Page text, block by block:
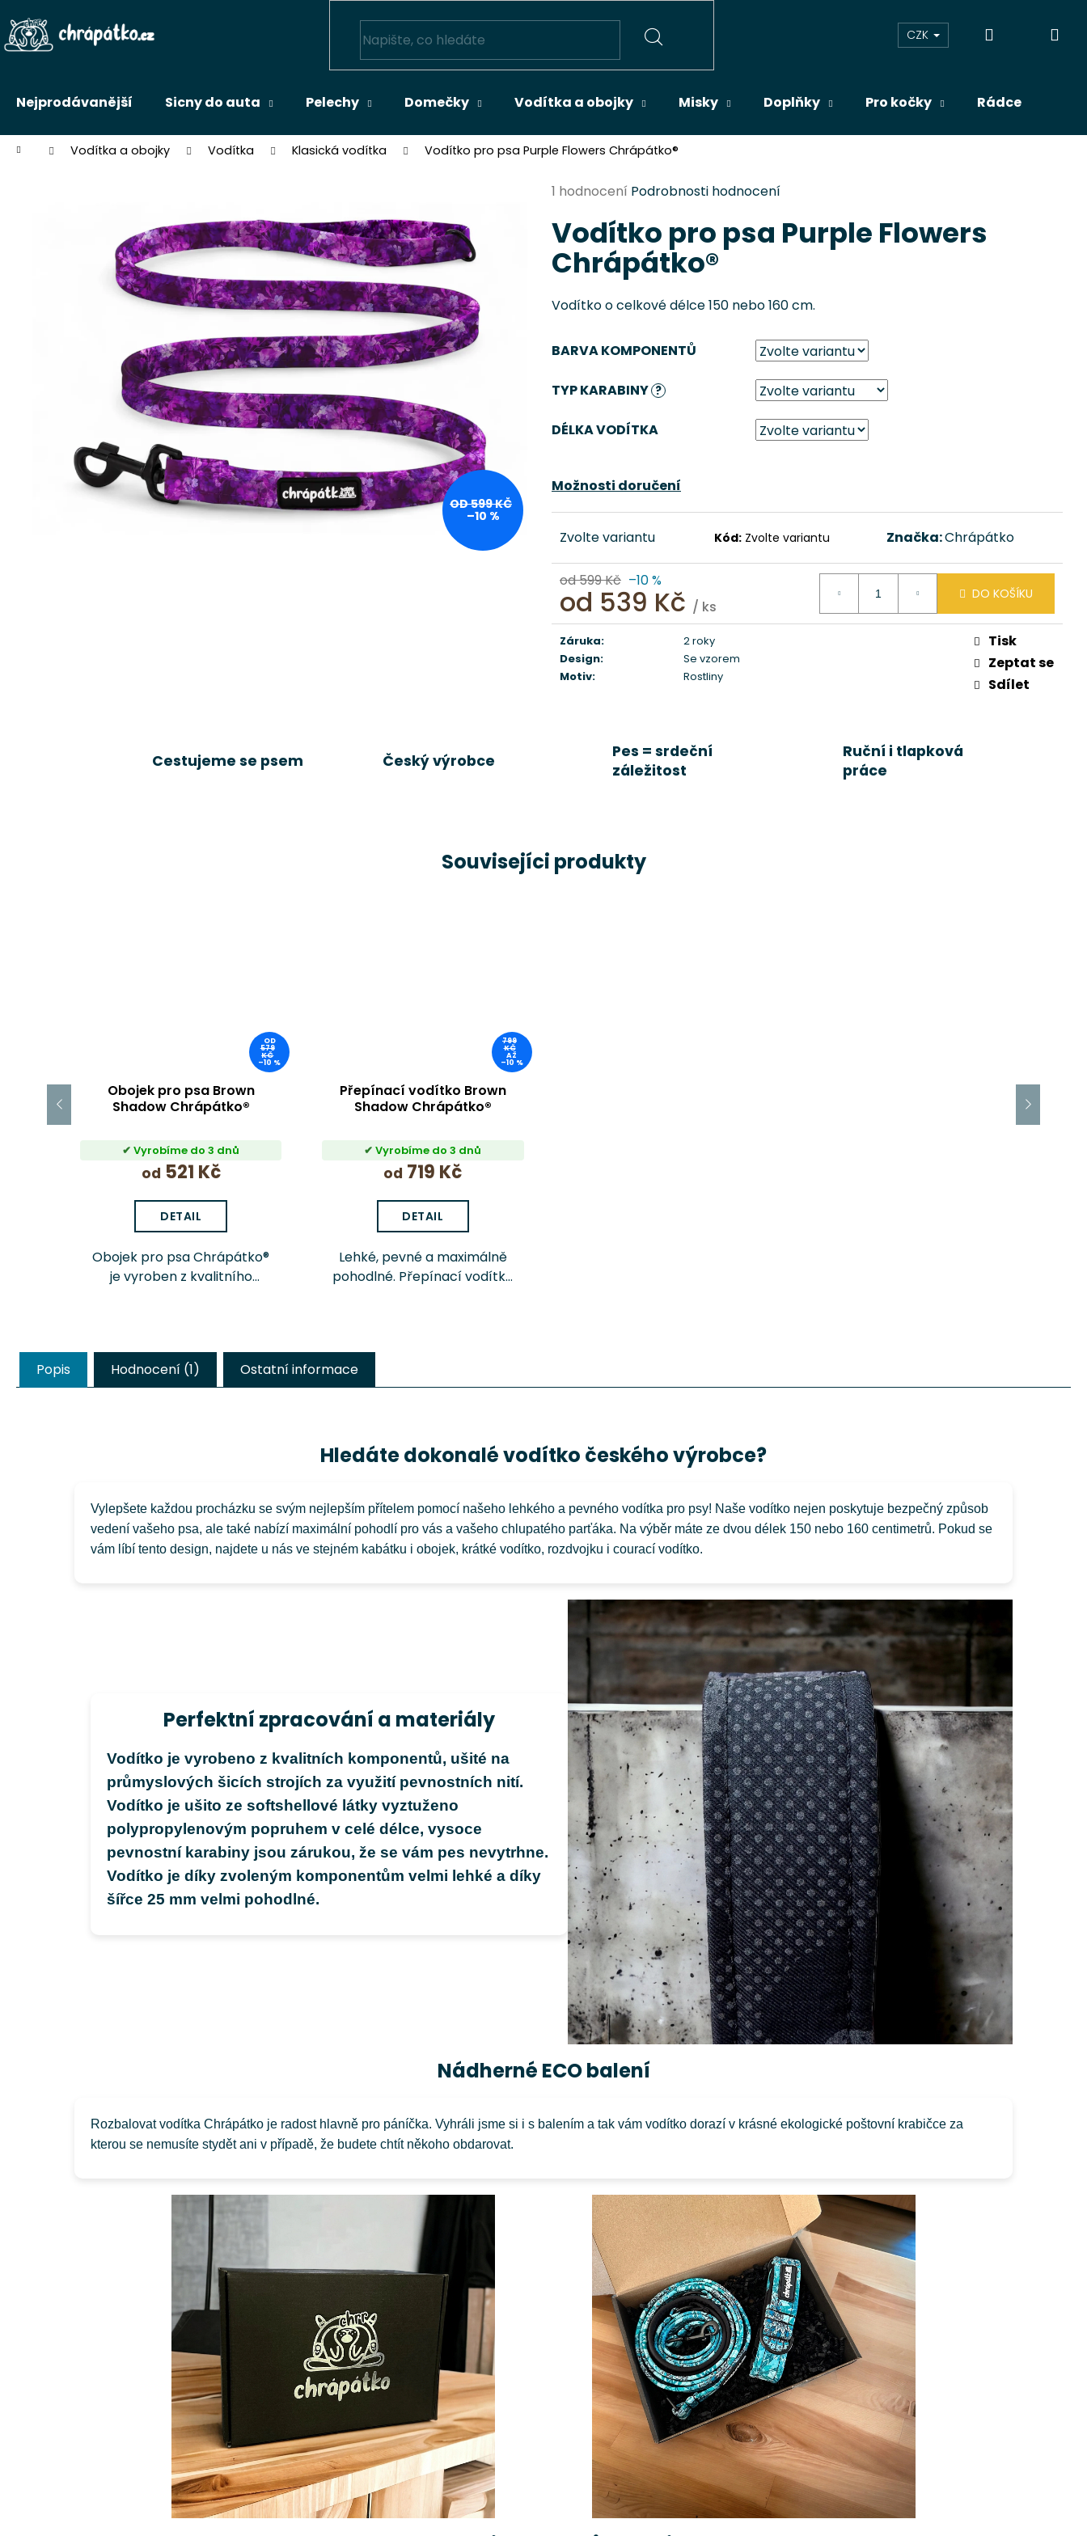
na
obsah
HLEDAT
Nejprodávanější Sicny do auta Pelechy Domečky Vodítka a obojky Misky Doplňky Pro kočky Rádce
CZK Přihlášení
Domů Vodítka a obojky Vodítka Klasická vodítka Vodítko pro psa Purple Flowers Chrápátko®
Průměrné
produktu
je
5,0
5
hvězdiček.
1 hodnocení Podrobnosti hodnocení
Vodítko pro psa Purple Flowers
Chrápátko®
Vodítko o celkové délce 150 nebo 160 cm.
BARVA KOMPONENTŮ
TYP KARABINY ?
DÉLKA VODÍTKA
Možnosti doručení
Zvolte variantu Kód: Zvolte variantu Značka:Chrápátko
od 599 Kč –10 %
od 539 Kč / ks
Měrná
cena:
DO KOŠÍKU
Záruka:
2 roky
Design:
Se vzorem
Motiv: Rostliny
Tisk
Zeptat se
Sdílet
OD 599 KČ
–10 %
Cestujeme se psem Český výrobce
Pes = srdeční
záležitost
Ruční i tlapková
práce
Souvisejíci produkty
OD
579
KČ
–10 %
Obojek pro psa Brown
Shadow Chrápátko®
Vyrobíme do 3 dnů
od 521 Kč
DETAIL
Obojek pro psa Chrápátko®
je vyroben z kvalitního
Díky kombinaci pevnosti a
komfortu je ideální...
799
KČ
AŽ
–10 %
Přepínací vodítko Brown
Shadow Chrápátko®
Vyrobíme do 3 dnů
od 719 Kč
DETAIL
Lehké, pevné a maximálně
pohodlné. Přepínací vodítko
délky pro běžné venčení,
Popis Hodnocení (1) Ostatní informace
Hledáte dokonalé vodítko českého výrobce?
Vylepšete každou procházku se svým nejlepším přítelem pomocí našeho lehkého a pevného vodítka pro psy! Naše vodítko nejen poskytuje bezpečný způsob
vedení vašeho psa, ale také nabízí maximální pohodlí pro vás a vašeho chlupatého parťáka. Na výběr máte ze dvou délek 150 nebo 160 centimetrů. Pokud se
vám líbí tento design, najdete u nás ve stejném kabátku i obojek, krátké vodítko, rozdvojku i courací vodítko.
Perfektní zpracování a materiály
Vodítko je vyrobeno z kvalitních komponentů, ušité na
průmyslových šicích strojích za využití pevnostních nití.
Vodítko je ušito ze softshellové látky vyztuženo
polypropylenovým popruhem v celé délce, vysoce
pevnostní karabiny jsou zárukou, že se vám pes nevytrhne.
Vodítko je díky zvoleným komponentům velmi lehké a díky
šířce 25 mm velmi pohodlné.
Nádherné ECO balení
Rozbalovat vodítka Chrápátko je radost hlavně pro páníčka. Vyhráli jsme si i s balením a tak vám vodítko dorazí v krásné ekologické poštovní krabičce za
kterou se nemusíte stydět ani v případě, že budete chtít někoho obdarovat.
Zpět